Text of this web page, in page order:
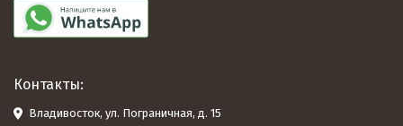
Контакты:
Владивосток, ул. Пограничная, д. 15